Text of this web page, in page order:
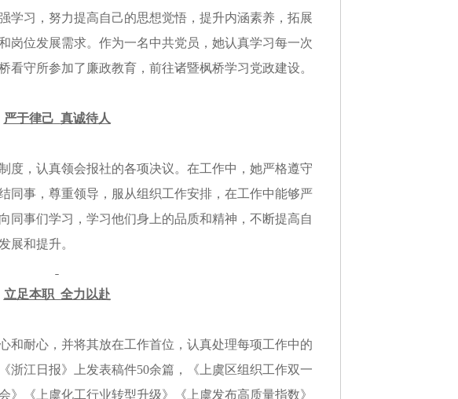
学习，努力提高自己的思想觉悟，提升内涵素养，拓展
岗位发展需求。作为一名中共党员，她认真学习每一次
看守所参加了廉政教育，前往诸暨枫桥学习党政建设。
严于律己 真诚待人
度，认真领会报社的各项决议。在工作中，她严格遵守
同事，尊重领导，服从组织工作安排，在工作中能够严
同事们学习，学习他们身上的品质和精神，不断提高自
展和提升。
立足本职 全力以赴
和耐心，并将其放在工作首位，认真处理每项工作中的
浙江日报》上发表稿件50余篇，《上虞区组织工作双一
》《上虞化工行业转型升级》《上虞发布高质量指数》